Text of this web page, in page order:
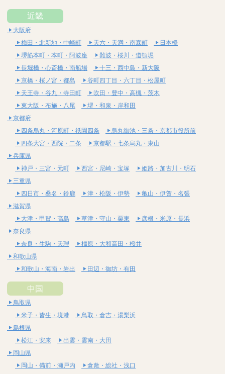
近畿
大阪府
梅田・北新地・中崎町
天六・天満・南森町
日本橋
堺筋本町・本町・阿波座
難波・桜川・道頓堀
長堀橋・心斎橋・南船場
十三・西中島・新大阪
京橋・桜ノ宮・都島
谷町四丁目・六丁目・松屋町
天王寺・谷九・寺田町
吹田・豊中・高槻・茨木
東大阪・布施・八尾
堺・和泉・岸和田
京都府
四条烏丸・河原町・祇園四条
烏丸御池・三条・京都市役所前
四条大宮・西院・二条
京都駅・七条烏丸・東山
兵庫県
神戸・三宮・元町
西宮・尼崎・宝塚
姫路・加古川・明石
三重県
四日市・桑名・鈴鹿
津・松阪・伊勢
亀山・伊賀・名張
滋賀県
大津・甲賀・高島
草津・守山・栗東
彦根・米原・長浜
奈良県
奈良・生駒・天理
橿原・大和高田・桜井
和歌山県
和歌山・海南・岩出
田辺・御坊・有田
中国
鳥取県
米子・皆生・境港
鳥取・倉吉・湯梨浜
島根県
松江・安来
出雲・雲南・大田
岡山県
岡山・備前・瀬戸内
倉敷・総社・浅口